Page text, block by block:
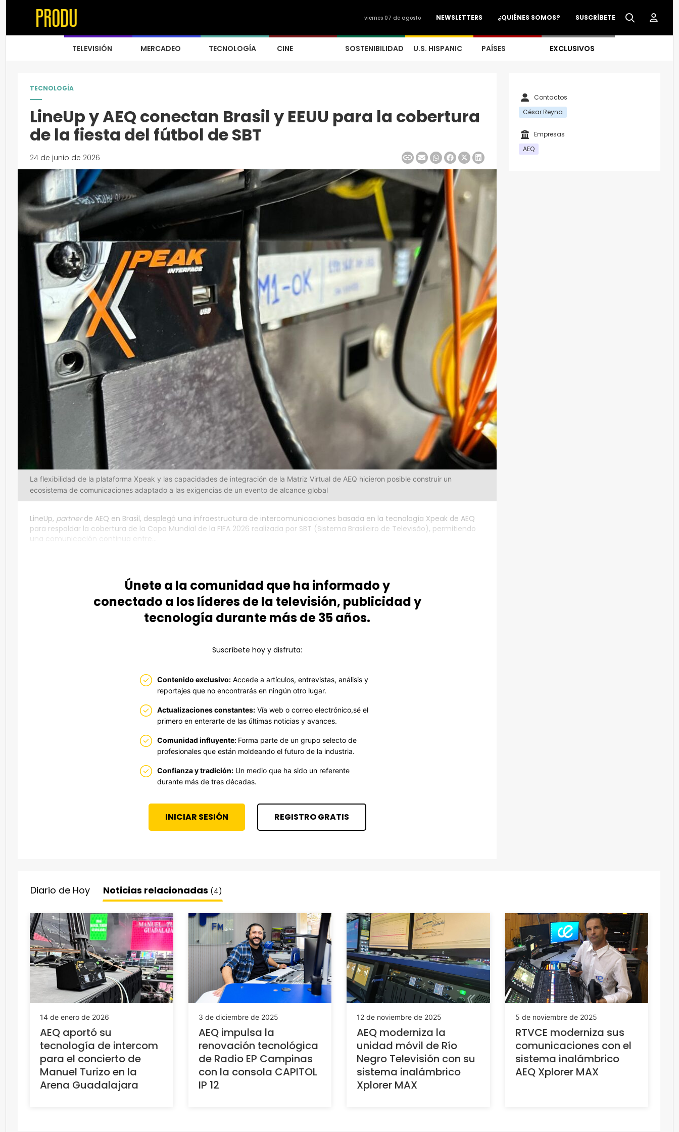
SUSCRÍBETE
¿QUIÉNES SOMOS?
NEWSLETTERS
viernes 07 de agosto
TELEVISIÓN MERCADEO TECNOLOGÍA CINE SOSTENIBILIDAD U.S. HISPANIC PAÍSES EXCLUSIVOS
TECNOLOGÍA
LineUp y AEQ conectan Brasil y EEUU para la cobertura
de la fiesta del fútbol de SBT
24 de junio de 2026
La flexibilidad de la plataforma Xpeak y las capacidades de integración de la Matriz Virtual de AEQ hicieron posible construir un
ecosistema de comunicaciones adaptado a las exigencias de un evento de alcance global
LineUp, partnerde AEQ en Brasil, desplegó una infraestructura de intercomunicaciones basada en la tecnología Xpeak de AEQ
para respaldar la cobertura de la Copa Mundial de la FIFA 2026 realizada por SBT (Sistema Brasileiro de Televisão), permitiendo
una comunicación continua entre...
Únete a la comunidad que ha informado y
conectado a los líderes de la televisión, publicidad y
tecnología durante más de 35 años.
Suscríbete hoy y disfruta:
Contenido exclusivo:Accede a artículos, entrevistas, análisis y
reportajes que no encontrarás en ningún otro lugar.
Actualizaciones constantes:Vía web o correo electrónico,sé el
primero en enterarte de las últimas noticias y avances.
Comunidad influyente: Forma parte de un grupo selecto de
profesionales que están moldeando el futuro de la industria.
Confianza y tradición:Un medio que ha sido un referente
durante más de tres décadas.
INICIAR SESIÓN REGISTRO GRATIS
Contactos
César Reyna
Empresas
AEQ
Diario de Hoy Noticias relacionadas (4)
14 de enero de 2026
AEQ aportó su
tecnología de intercom
para el concierto de
Manuel Turizo en la
Arena Guadalajara
3 de diciembre de 2025
AEQ impulsa la
renovación tecnológica
de Radio EP Campinas
con la consola CAPITOL
IP 12
12 de noviembre de 2025
AEQ moderniza la
unidad móvil de Río
Negro Televisión con su
sistema inalámbrico
Xplorer MAX
5 de noviembre de 2025
RTVCE moderniza sus
comunicaciones con el
sistema inalámbrico
AEQ Xplorer MAX